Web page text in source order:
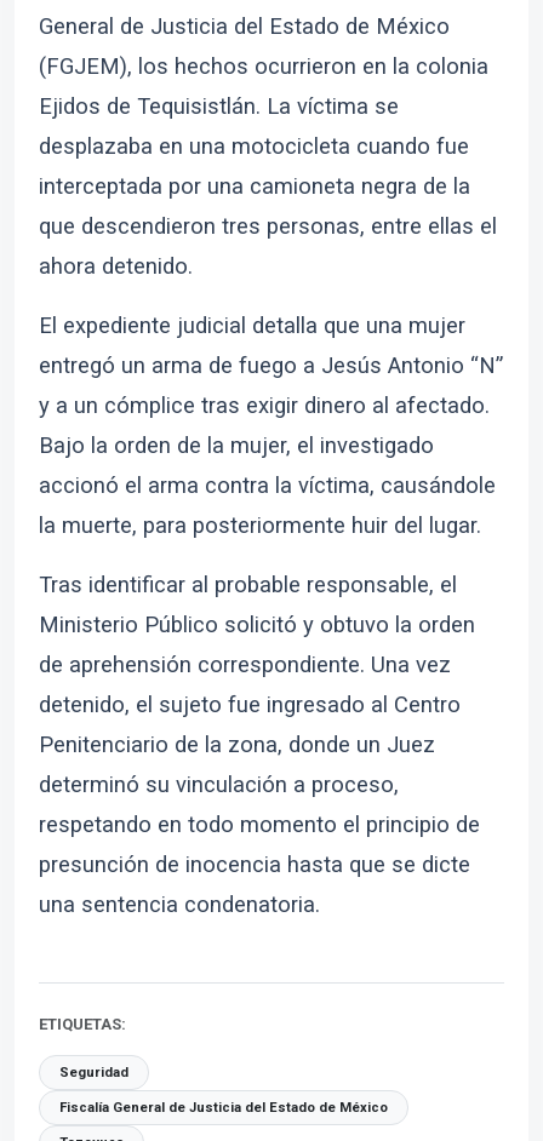
General de Justicia del Estado de México
(FGJEM), los hechos ocurrieron en la colonia
Ejidos de Tequisistlán. La víctima se
desplazaba en una motocicleta cuando fue
interceptada por una camioneta negra de la
que descendieron tres personas, entre ellas el
ahora detenido.
El expediente judicial detalla que una mujer
entregó un arma de fuego a Jesús Antonio “N”
y a un cómplice tras exigir dinero al afectado.
Bajo la orden de la mujer, el investigado
accionó el arma contra la víctima, causándole
la muerte, para posteriormente huir del lugar.
Tras identificar al probable responsable, el
Ministerio Público solicitó y obtuvo la orden
de aprehensión correspondiente. Una vez
detenido, el sujeto fue ingresado al Centro
Penitenciario de la zona, donde un Juez
determinó su vinculación a proceso,
respetando en todo momento el principio de
presunción de inocencia hasta que se dicte
una sentencia condenatoria.
ETIQUETAS:
Seguridad
Fiscalía General de Justicia del Estado de México